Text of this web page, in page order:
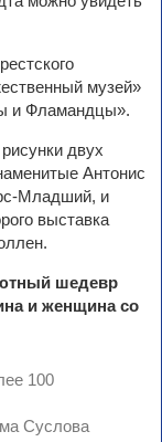
музей»
и Фламандцы».
двух
Антонис
Младший, и
выставка
шедевр
и женщина со
100
Суслова